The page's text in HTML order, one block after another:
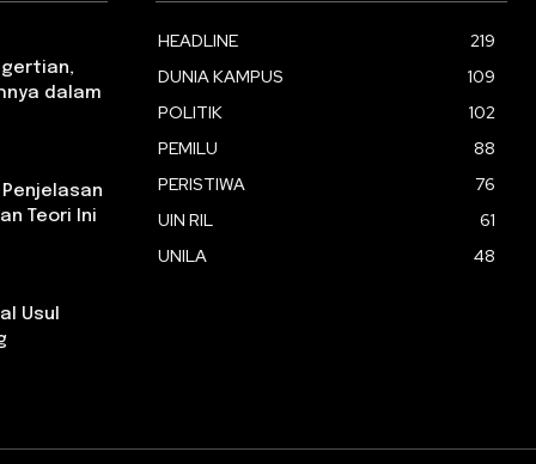
dalam
Teori Ini
Usul
HEADLINE
219
DUNIA KAMPUS
109
POLITIK
102
PEMILU
88
PERISTIWA
76
UIN RIL
61
UNILA
48